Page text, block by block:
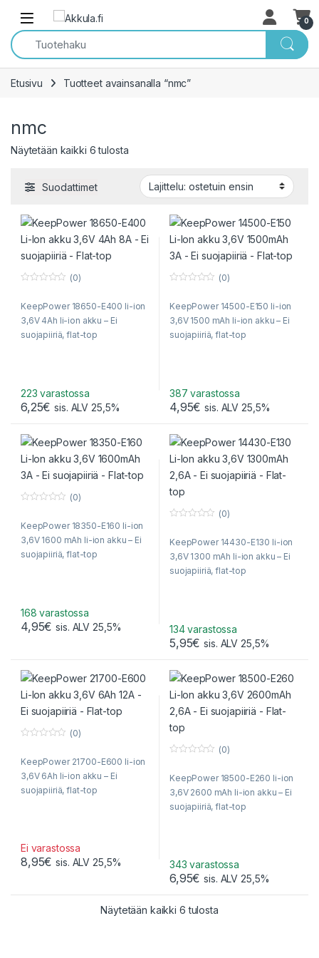
Skip to navigation
Skip to content
Open 0
Etusivu Tuotteet avainsanalla “nmc”
nmc
Näytetään kaikki 6 tulostaSorted by popularity
Suodattimet
u
o
f
5
(0)
KeepPower 18650-E400 li-ion
3,6V 4Ah li-ion akku – Ei
suojapiiriä, flat-top
223 varastossa
6,25€ sis. ALV 25,5%
u
o
f
5
(0)
KeepPower 14500-E150 li-ion
3,6V 1500 mAh li-ion akku – Ei
suojapiiriä, flat-top
387 varastossa
4,95€ sis. ALV 25,5%
u
o
f
5
(0)
KeepPower 18350-E160 li-ion
3,6V 1600 mAh li-ion akku – Ei
suojapiiriä, flat-top
168 varastossa
4,95€ sis. ALV 25,5%
u
o
f
5
(0)
KeepPower 14430-E130 li-ion
3,6V 1300 mAh li-ion akku – Ei
suojapiiriä, flat-top
134 varastossa
5,95€ sis. ALV 25,5%
u
o
f
5
(0)
KeepPower 21700-E600 li-ion
3,6V 6Ah li-ion akku – Ei
suojapiiriä, flat-top
Ei varastossa
8,95€ sis. ALV 25,5%
u
o
f
5
(0)
KeepPower 18500-E260 li-ion
3,6V 2600 mAh li-ion akku – Ei
suojapiiriä, flat-top
343 varastossa
6,95€ sis. ALV 25,5%
Näytetään kaikki 6 tulostaSorted by popularity